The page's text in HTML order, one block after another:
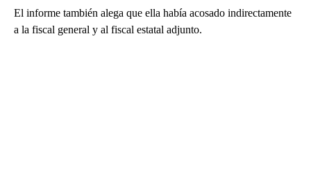
El informe también alega que ella había acosado indirectamente
a la fiscal general y al fiscal estatal adjunto.